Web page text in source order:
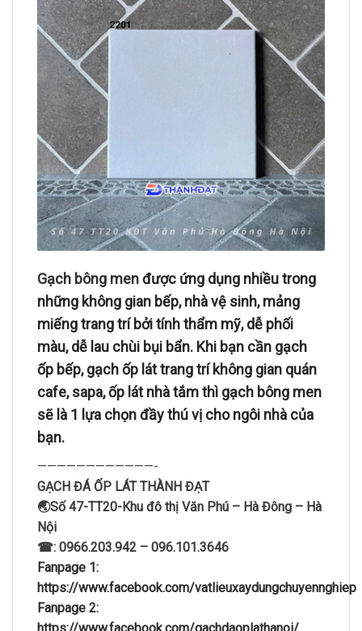
Gạch bông menđược ứng dụng nhiều trong
những không gian bếp, nhà vệ sinh, mảng
miếng trang trí bởi tính thẩm mỹ, dễ phối
màu, dễ lau chùi bụi bẩn. Khi bạn cần gạch
ốp bếp, gạch ốp lát trang trí không gian quán
cafe, sapa, ốp lát nhà tắm thì gạch bông men
sẽ là 1 lựa chọn đầy thú vị cho ngôi nhà của
bạn.
————————————-
GẠCH ĐÁ ỐP LÁT THÀNH ĐẠT
🌏Số 47-TT20-Khu đô thị Văn Phú – Hà Đông – Hà
Nội
☎: 0966.203.942 – 096.101.3646
Fanpage 1:
https://www.facebook.com/vatlieuxaydungchuyennghiep
Fanpage 2: